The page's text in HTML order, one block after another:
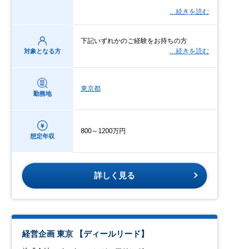
…続きを読む
対象となる方
下記いずれかのご経験をお持ちの方
…続きを読む
勤務地
東京都
想定年収
800～1200万円
詳しく見る
経営企画 東京 【ディールリード】